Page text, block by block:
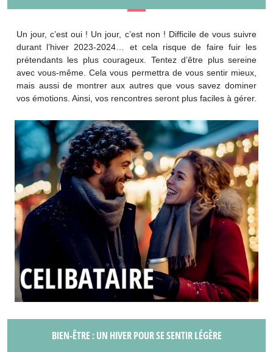
Un jour, c’est oui ! Un jour, c’est non ! Difficile de vous suivre
durant l’hiver 2023-2024… et cela risque de faire fuir les
prétendants les plus courageux. Tentez d’être plus sereine
avec vous-même. Cela vous permettra de vous sentir mieux,
mais aussi de montrer aux autres que vous savez dominer
vos émotions. Ainsi, vos rencontres seront plus faciles à gérer.
BIEN-ÊTRE : UN HIVER POUR SE SENTIR LÉGÈRE